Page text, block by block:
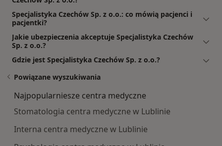
Specjalistyka Czechów Sp. z o.o.: co mówią pacjenci i
pacjentki?
Jakie ubezpieczenia akceptuje Specjalistyka Czechów
Sp. z o.o.?
Gdzie jest Specjalistyka Czechów Sp. z o.o.?
Powiązane wyszukiwania
Najpopularniesze centra medyczne
Stomatologia centra medyczne w Lublinie
Interna centra medyczne w Lublinie